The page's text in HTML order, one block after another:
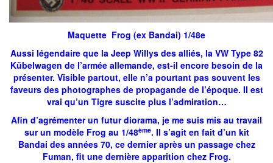
Maquette Frog (ex Bandai) 1/48e
Aussi légendaire que la Jeep Willys des alliés, la VW Type 82
Kübelwagen de l’armée allemande, est-il encore besoin de la
présenter. Visible partout, elle n’a pourtant pas souvent les
faveurs des photographes de propagande de l’époque. Il est
vrai qu’un Tigre suscite plus l’admiration…
Afin d’agrémenter un futur diorama, je me suis mis au travail
sur un modèle Frog au 1/48ème. Il s’agit en fait d’un kit
Bandai des années 70, ce dernier après un passage chez
Fuman, fit une dernière apparition chez Frog.